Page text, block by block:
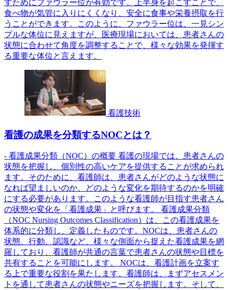
すためにファウラー位が有効です。上半身を起こすことで、
食べ物が気管に入りにくくなり、安全に食事や栄養摂取を行
うことができます。このように、ファウラー位は、一見シン
プルな体位に見えますが、医療現場においては、患者さんの
状態に合わせて角度を調整することで、様々な効果を発揮す
る重要な体位と言えます。
看護技術
看護の成果を分類するNOCとは？
- 看護成果分類（NOC）の概要 看護の現場では、患者さんの
状態を把握し、個別性の高いケアを提供することが求められ
ます。そのために、看護師は、患者さんがどのような状態に
なれば望ましいのか、どのような変化を期待するのかを明確
にする必要があります。このような看護師が目指す患者さん
の状態や変化を「看護成果」と呼びます。 看護成果分類
（NOC Nursing Outcomes Classification）は、この看護成果を
体系的に分類し、定義したものです。NOCは、患者さんの
状態、行動、認識など、様々な側面から捉えた看護成果を網
羅しており、看護師が共通の言葉で患者さんの状態や目標を
共有することを可能にします。 NOCは、看護計画を立案す
る上で重要な役割を果たします。看護師は、まずアセスメン
トを通して患者さんの状態やニーズを把握します。そして、